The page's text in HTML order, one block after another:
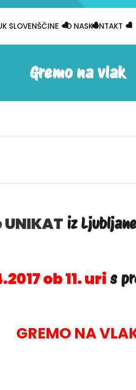
SLOVENŠČINE O NASKONTAKT
Gremo na vlak
iz
ob 11. uri s
GREMO NA